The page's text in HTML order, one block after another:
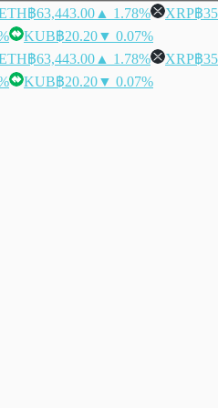
฿63,443.00 ▲ 1.78% XRP฿
KUB฿20.20▼ 0.07%
฿63,443.00 ▲ 1.78% XRP฿
KUB฿20.20▼ 0.07%